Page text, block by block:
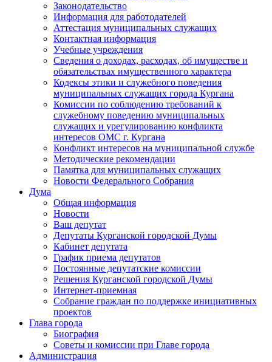
Законодательство
Информация для работодателей
Аттестация муниципальных служащих
Контактная информация
Учебные учреждения
Сведения о доходах, расходах, об имуществе и
обязательствах имущественного характера
Кодексы этики и служебного поведения
муниципальных служащих города Кургана
Комиссии по соблюдению требований к
служебному поведению муниципальных
служащих и урегулированию конфликта
интересов ОМС г. Кургана
Конфликт интересов на муниципальной службе
Методические рекомендации
Памятка для муниципальных служащих
Новости Федерального Cобрания
Дума
Общая информация
Новости
Ваш депутат
Депутаты Курганской городской Думы
Кабинет депутата
График приема депутатов
Постоянные депутатские комиссии
Решения Курганской городской Думы
Интернет-приемная
Собрание граждан по поддержке инициативных
проектов
Глава города
Биография
Советы и комиссии при Главе города
Администрация